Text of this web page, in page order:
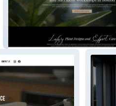
Verdure Studio